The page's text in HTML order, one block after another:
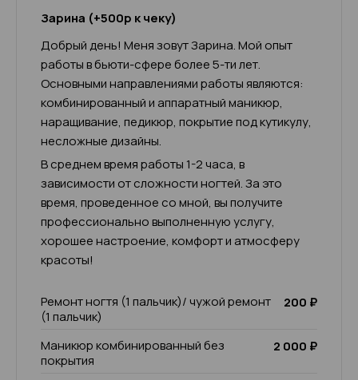
Зарина (+500р к чеку)
Добрый день! Меня зовут Зарина. Мой опыт
работы в бьюти-сфере более 5-ти лет.
Основными направлениями работы являются:
комбинированный и аппаратный маникюр,
наращивание, педикюр, покрытие под кутикулу,
несложные дизайны.
В среднем время работы 1-2 часа, в
зависимости от сложности ногтей. За это
время, проведенное со мной, вы получите
профессионально выполненную услугу,
хорошее настроение, комфорт и атмосферу
красоты!
Ремонт ногтя (1 пальчик)/ чужой ремонт
(1 пальчик)
200 ₽
Маникюр комбинированный без
покрытия
2 000 ₽